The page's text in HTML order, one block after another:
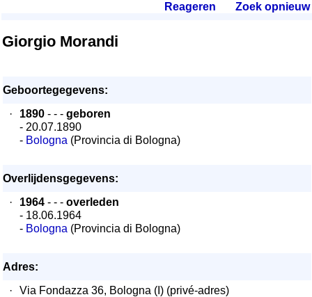
Reageren Zoek opnieuw.
Giorgio Morandi
Geboortegegevens:
·
1890 - - - geboren
- 20.07.1890
- Bologna (Provincia di Bologna)
Overlijdensgegevens:
·
1964 - - - overleden
- 18.06.1964
- Bologna (Provincia di Bologna)
Adres:
·
Via Fondazza 36, Bologna (I) (privé-adres)